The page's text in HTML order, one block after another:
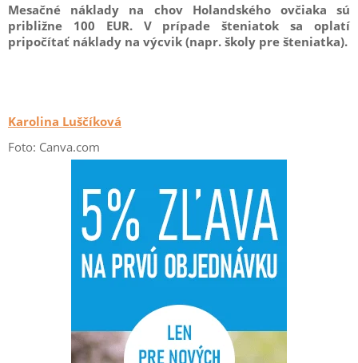
Mesačné náklady na chov Holandského ovčiaka sú
približne 100 EUR. V prípade šteniatok sa oplatí
pripočítať náklady na výcvik (napr. školy pre šteniatka).
Karolina Luščíková
Foto: Canva.com